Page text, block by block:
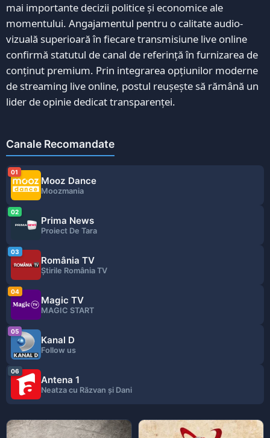
mai importante decizii politice și economice ale
momentului. Angajamentul pentru o calitate audio-
vizuală superioară în fiecare transmisiune live online
confirmă statutul de canal de referință în furnizarea de
conținut premium. Prin integrarea opțiunilor moderne
de streaming live online, postul reușește să rămână un
lider de opinie dedicat transparenței.
Canale Recomandate
01
Mooz Dance
Moozmania
02
Prima News
Proiect De Tara
03
România TV
Ştirile România TV
04
Magic TV
MAGIC START
05
Kanal D
Follow us
06
Antena 1
Neatza cu Răzvan şi Dani